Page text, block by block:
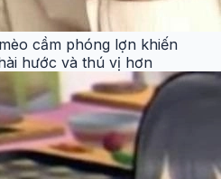
cầm phóng lợn khiến
hước và thú vị hơn